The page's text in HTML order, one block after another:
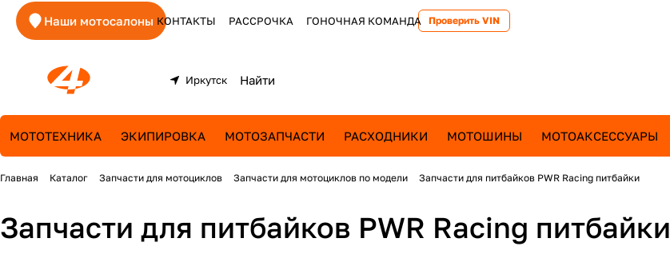
Наши мотосалоны КОНТАКТЫ РАССРОЧКА ГОНОЧНАЯ КОМАНДА Проверить VIN
Иркутск
МОТОТЕХНИКА ЭКИПИРОВКА МОТОЗАПЧАСТИ РАСХОДНИКИ МОТОШИНЫ МОТОАКСЕССУАРЫ
Главная Каталог Запчасти для мотоциклов Запчасти для мотоциклов по модели Запчасти для питбайков PWR Racing питбайки
Запчасти для питбайков PWR Racing питбайки